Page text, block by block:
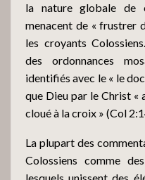
la nature globale de
menacent de « frustrer
les croyants
des ordonnances
identifiés avec le « le
que Dieu par le Christ
cloué à la croix » (Col
La plupart des
Colossiens comme